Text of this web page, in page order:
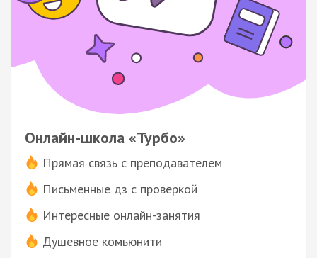
Онлайн-школа «Турбо»
Прямая связь с преподавателем
Письменные дз с проверкой
Интересные онлайн-занятия
Душевное комьюнити